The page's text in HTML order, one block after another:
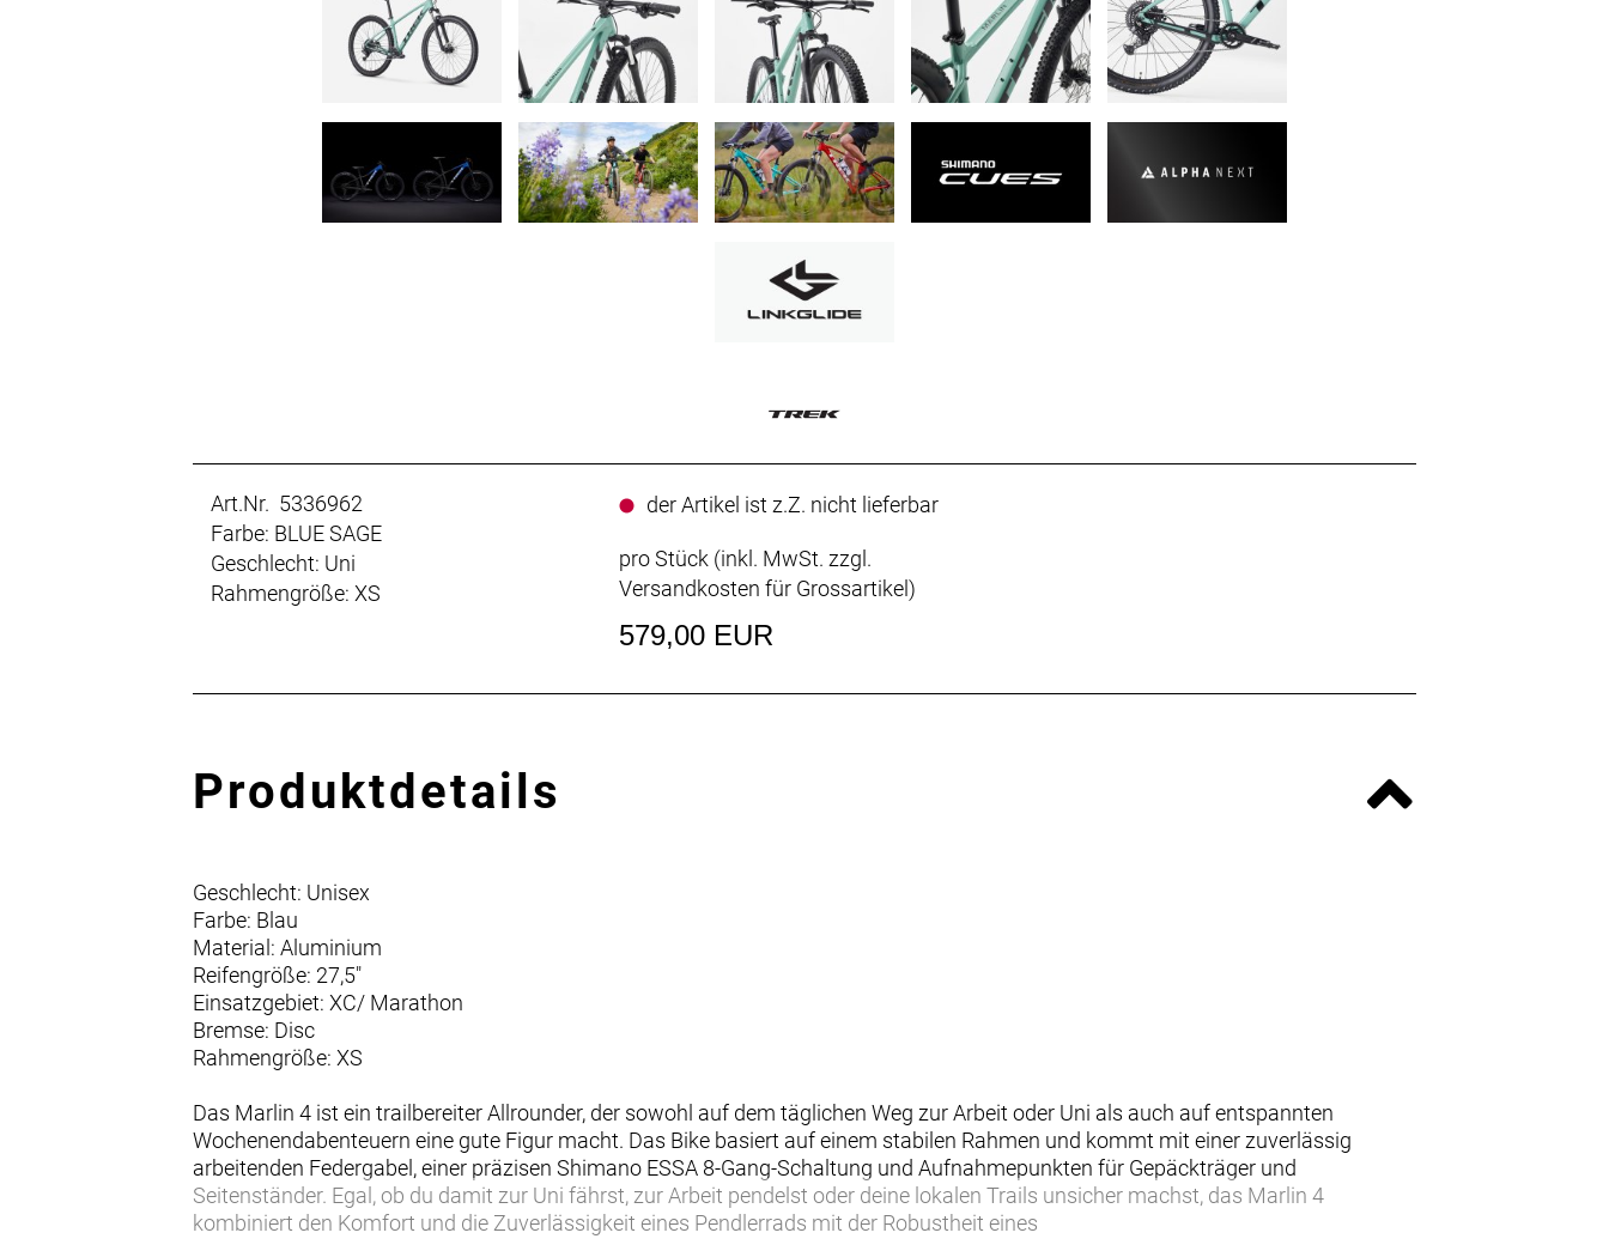
Art.Nr. 5336962
Farbe: BLUE SAGE
Geschlecht: Uni
Rahmengröße: XS
der Artikel ist z.Z. nicht lieferbar
pro Stück (inkl. MwSt. zzgl.
Versandkosten für Grossartikel)
579,00 EUR
Produktdetails
Geschlecht: Unisex
Farbe: Blau
Material: Aluminium
Reifengröße: 27,5"
Einsatzgebiet: XC/ Marathon
Bremse: Disc
Rahmengröße: XS
Das Marlin 4 ist ein trailbereiter Allrounder, der sowohl auf dem täglichen Weg zur Arbeit oder Uni als auch auf entspannten
Wochenendabenteuern eine gute Figur macht. Das Bike basiert auf einem stabilen Rahmen und kommt mit einer zuverlässig
arbeitenden Federgabel, einer präzisen Shimano ESSA 8-Gang-Schaltung und Aufnahmepunkten für Gepäckträger und
Seitenständer. Egal, ob du damit zur Uni fährst, zur Arbeit pendelst oder deine lokalen Trails unsicher machst, das Marlin 4
kombiniert den Komfort und die Zuverlässigkeit eines Pendlerrads mit der Robustheit eines